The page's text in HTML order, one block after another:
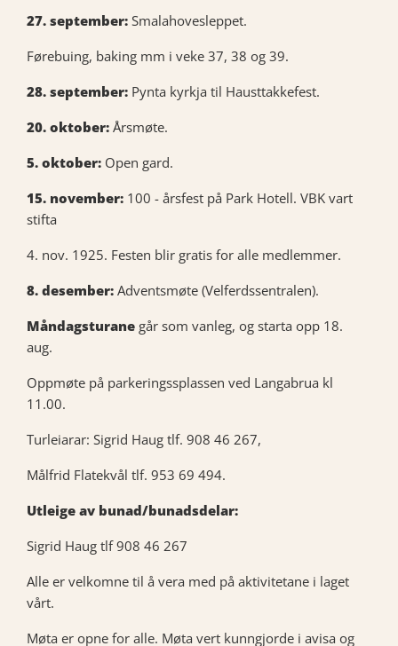
27. september: Smalahovesleppet.
Førebuing, baking mm i veke 37, 38 og 39.
28. september: Pynta kyrkja til Hausttakkefest.
20. oktober: Årsmøte.
5. oktober: Open gard.
15. november: 100 - årsfest på Park Hotell. VBK vart
stifta
4. nov. 1925. Festen blir gratis for alle medlemmer.
8. desember: Adventsmøte (Velferdssentralen).
Måndagsturane går som vanleg, og starta opp 18.
aug.
Oppmøte på parkeringssplassen ved Langabrua kl
11.00.
Turleiarar: Sigrid Haug tlf. 908 46 267,
Målfrid Flatekvål tlf. 953 69 494.
Utleige av bunad/bunadsdelar:
Sigrid Haug tlf 908 46 267
Alle er velkomne til å vera med på aktivitetane i laget
vårt.
Møta er opne for alle. Møta vert kunngjorde i avisa og